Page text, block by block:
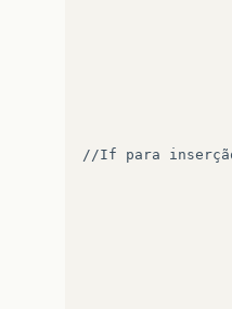
//If para inserção